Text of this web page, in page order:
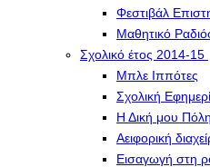
Φεστιβάλ
Μαθητικό
Σχολικό έτος 2014-15
Μπλε Ιππότες
Σχολική
Η Δική μου Πόλη
Αειφορική
Εισαγωγή στη